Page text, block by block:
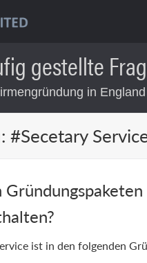
gestellte
in
#Secetary
ist in den folgenden